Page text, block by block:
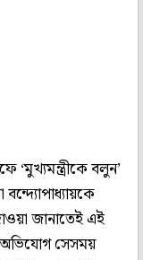
‘মুখ্যমন্ত্রীকে বলুন’
বন্দ্যোপাধ্যায়কে
জানাতেই এই
সেসময়